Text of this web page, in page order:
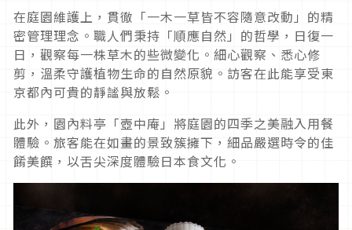
在庭園維護上，貫徹「一木一草皆不容隨意改動」的精
密管理理念。職人們秉持「順應自然」的哲學，日復一
日，觀察每一株草木的些微變化。細心觀察、悉心修
剪，溫柔守護植物生命的自然原貌。訪客在此能享受東
京都內可貴的靜謐與放鬆。
此外，園內料亭「壺中庵」將庭園的四季之美融入用餐
體驗。旅客能在如畫的景致簇擁下，細品嚴選時令的佳
餚美饌，以舌尖深度體驗日本食文化。